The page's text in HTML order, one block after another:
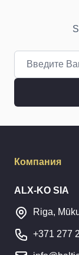
Компания
ALX-KO SIA
Riga,
+371 277